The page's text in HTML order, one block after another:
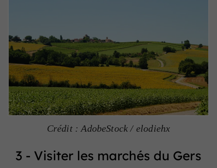
Crédit : AdobeStock / elodiehx
3 - Visiter les marchés du Gers